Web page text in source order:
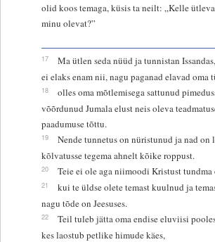
olid koos temaga, küsis ta neilt: „Kelle
minu olevat?”
17
Ma ütlen seda nüüd ja tunnistan
ei elaks enam nii, nagu paganad elavad oma
18
olles oma mõtlemisega sattunud
võõrdunud Jumala elust neis oleva
paadumuse tõttu.
19
Nende tunnetus on nüristunud ja nad on
kõlvatusse tegema ahnelt kõike roppust.
20 Teie ei ole aga niimoodi Kristust tundma
21
kui te üldse olete temast kuulnud ja
nagu tõde on Jeesuses.
22
Teil tuleb jätta oma endise eluviisi
kes laostub petlike himude käes,